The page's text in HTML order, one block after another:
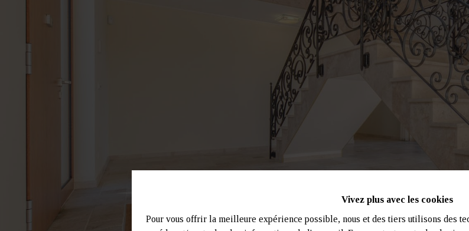
Vivez plus avec les cookies
Pour vous offrir la meilleure expérience possible, nous et des tiers utilisons des